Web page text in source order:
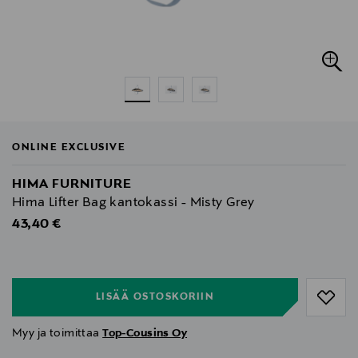
ONLINE EXCLUSIVE
HIMA FURNITURE
Hima Lifter Bag kantokassi - Misty Grey
Original Price
43,40 €
LISÄÄ OSTOSKORIIN
Myy ja toimittaaTop-Cousins Oy